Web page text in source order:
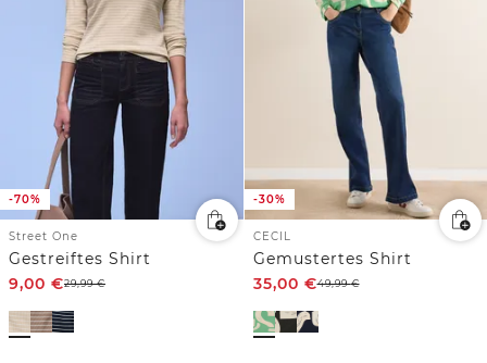
-70%
Street One
Gestreiftes Shirt
9,00 €29,99€
-30%
CECIL
Gemustertes Shirt
35,00 €49,99€